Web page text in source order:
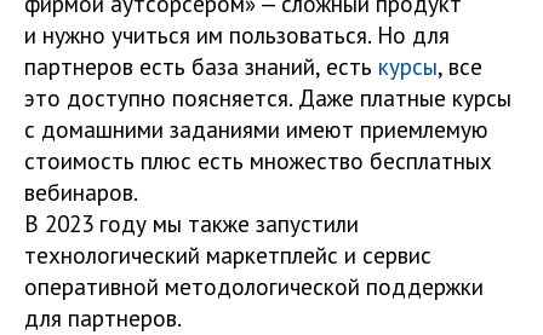
и нужно учиться им пользоваться. Но для
партнеров есть база знаний, есть курсы, все
это доступно поясняется. Даже платные курсы
с домашними заданиями имеют приемлемую
стоимость плюс есть множество бесплатных
вебинаров.
В 2023 году мы также запустили
технологический маркетплейс и сервис
оперативной методологической поддержки
для партнеров.